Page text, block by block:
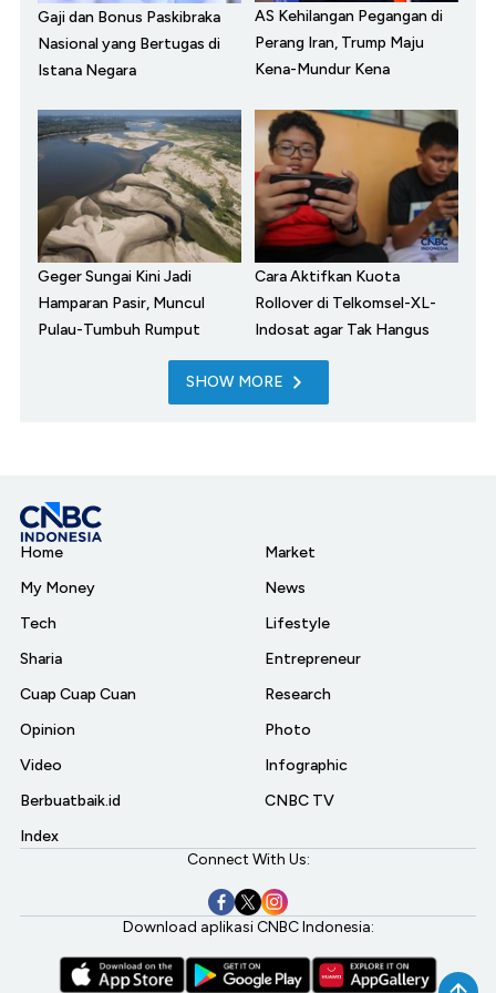
Gaji dan Bonus Paskibraka
Nasional yang Bertugas di
Istana Negara
AS Kehilangan Pegangan di
Perang Iran, Trump Maju
Kena-Mundur Kena
Geger Sungai Kini Jadi
Hamparan Pasir, Muncul
Pulau-Tumbuh Rumput
Cara Aktifkan Kuota
Rollover di Telkomsel-XL-
Indosat agar Tak Hangus
SHOW MORE
Home
My Money
Tech
Sharia
Cuap Cuap Cuan
Opinion
Video
Berbuatbaik.id
Index
Market
News
Lifestyle
Entrepreneur
Research
Photo
Infographic
CNBC TV
Connect With Us:
Download aplikasi CNBC Indonesia: